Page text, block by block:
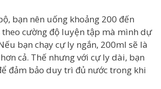
bạn nên uống khoảng 200 đến
cường độ luyện tập mà mình dự
bạn chạy cự ly ngắn, 200ml sẽ là
cả. Thế nhưng với cự ly dài, bạn
đảm bảo duy trì đủ nước trong khi